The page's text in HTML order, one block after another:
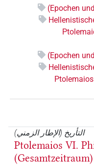
(Epochen
(Epochen
Ptolemaios
التأريخ (الإطار الزمني)
Ptolemaios VI.
(Gesamtzeitraum)